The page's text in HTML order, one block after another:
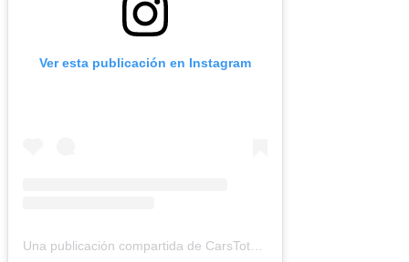
Ver esta publicación en Instagram